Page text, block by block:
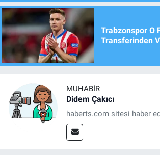
Trabzonspor O
Transferinden
MUHABIR
Didem Çakıcı
haberts.com sitesi haber